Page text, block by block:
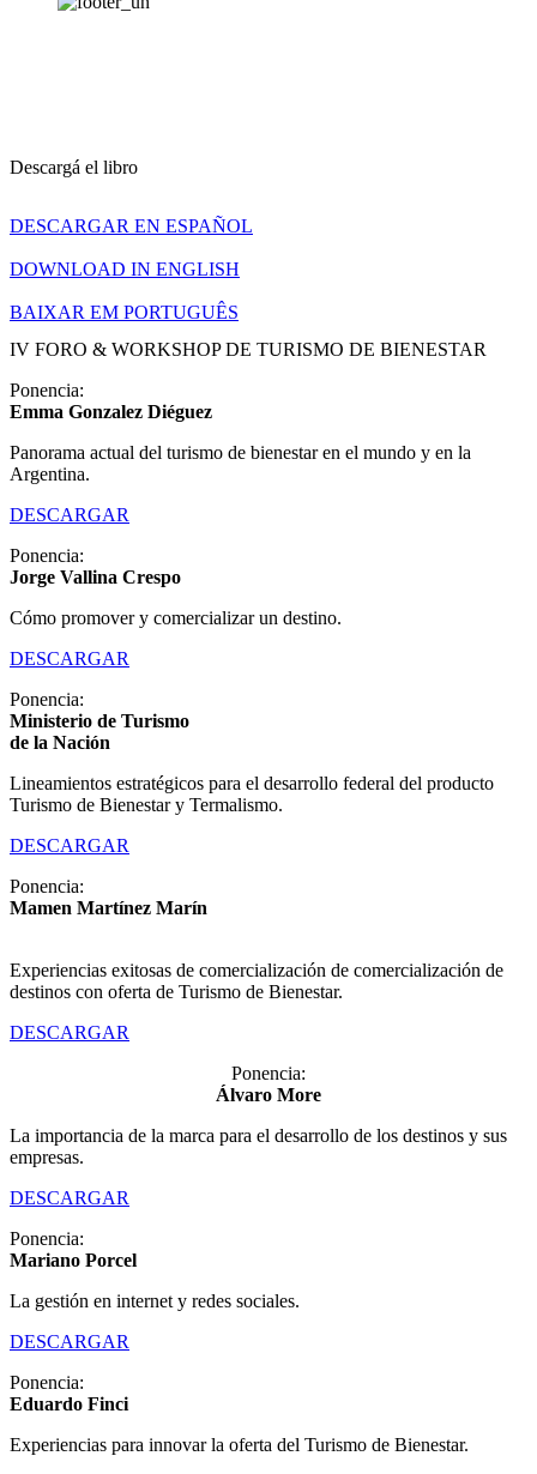
Descargá el libro
DESCARGAR EN ESPAÑOL
DOWNLOAD IN ENGLISH
BAIXAR EM PORTUGUÊS
IV FORO & WORKSHOP DE TURISMO DE BIENESTAR​
Ponencia:
Emma Gonzalez Diéguez
Panorama actual del turismo de bienestar en el mundo y en la
Argentina.
DESCARGAR
Ponencia:
Jorge Vallina Crespo
Cómo promover y comercializar un destino.
DESCARGAR
Ponencia:
Ministerio de Turismo
de la Nación
Lineamientos estratégicos para el desarrollo federal del producto
Turismo de Bienestar y Termalismo.
DESCARGAR
Ponencia:
Mamen Martínez Marín
Experiencias exitosas de comercialización de comercialización de
destinos con oferta de Turismo de Bienestar.
DESCARGAR
Ponencia:
Álvaro More
La importancia de la marca para el desarrollo de los destinos y sus
empresas.
DESCARGAR
Ponencia:
Mariano Porcel
La gestión en internet y redes sociales.
DESCARGAR
Ponencia:
Eduardo Finci
Experiencias para innovar la oferta del Turismo de Bienestar.